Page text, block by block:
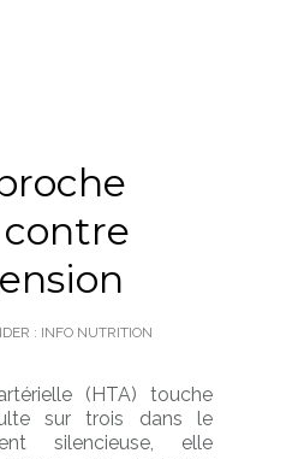
: INFO NUTRITION
(HTA) touche
sur trois dans le
silencieuse, elle